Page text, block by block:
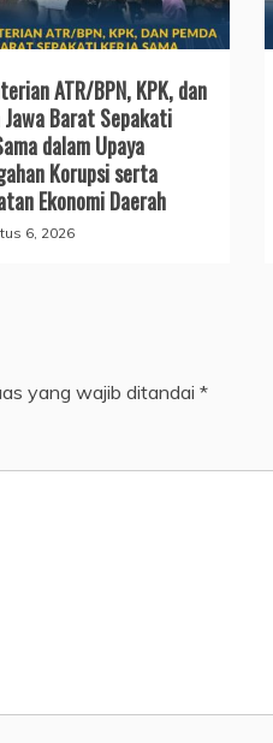
ATR/BPN, KPK, dan
Jawa Barat Sepakati
dalam Upaya
Korupsi serta
Ekonomi Daerah
6, 2026
yang wajib ditandai *